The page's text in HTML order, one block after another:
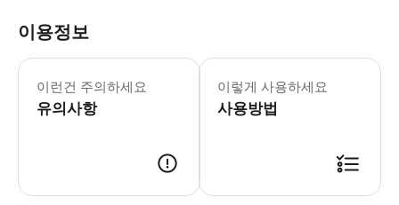
이용정보
이런건 주의하세요
유의사항
자전거는 만 18세 이상의 성인에게만
이렇게 사용하세요
사용방법